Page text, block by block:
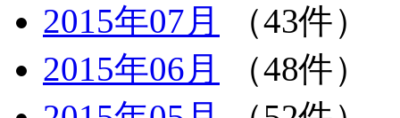
2015年07月
（43件）
2015年06月
（48件）